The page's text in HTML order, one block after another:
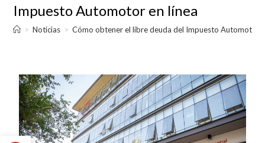
Impuesto Automotor en línea
> Noticias > Cómo obtener el libre deuda del Impuesto Automotor